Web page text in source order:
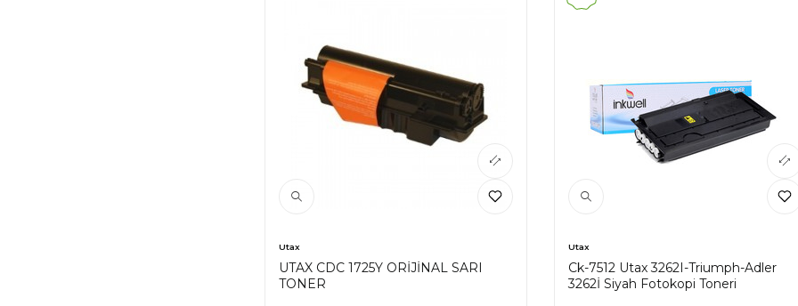
Utax
UTAX CDC 1725Y ORİJİNAL SARI
TONER
Utax
Ck-7512 Utax 3262I-Triumph-Adler
3262İ Siyah Fotokopi Toneri